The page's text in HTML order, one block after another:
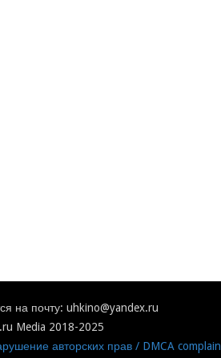
на почту: uhkino@yandex.ru
Media 2018-2025
авторских прав / DMCA complain